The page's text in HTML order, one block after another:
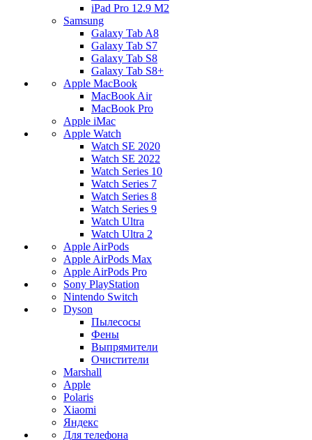
iPad Pro 12.9 M2
Samsung
Galaxy Tab A8
Galaxy Tab S7
Galaxy Tab S8
Galaxy Tab S8+
Apple MacBook
MacBook Air
MacBook Pro
Apple iMac
Apple Watch
Watch SE 2020
Watch SE 2022
Watch Series 10
Watch Series 7
Watch Series 8
Watch Series 9
Watch Ultra
Watch Ultra 2
Apple AirPods
Apple AirPods Max
Apple AirPods Pro
Sony PlayStation
Nintendo Switch
Dyson
Пылесосы
Фены
Выпрямители
Очистители
Marshall
Apple
Polaris
Xiaomi
Яндекс
Для телефона